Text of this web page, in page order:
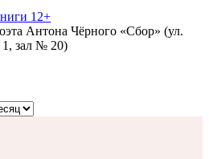
12+
Антона Чёрного «Сбор» (ул.
зал № 20)